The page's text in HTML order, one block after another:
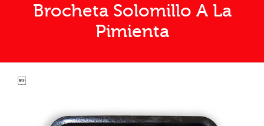
Brocheta Solomillo A La
Pimienta
